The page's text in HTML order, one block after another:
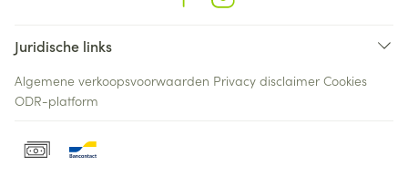
Juridische links
Algemene verkoopsvoorwaarden Privacy disclaimer Cookies
ODR-platform